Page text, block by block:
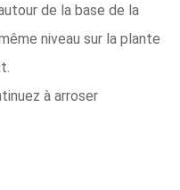
de la base de la
niveau sur la plante
à arroser